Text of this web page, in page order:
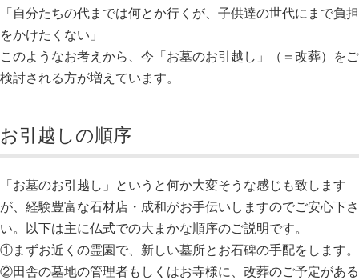
「自分たちの代までは何とか行くが、子供達の世代にまで負担
をかけたくない」
このようなお考えから、今「お墓のお引越し」（＝改葬）をご
検討される方が増えています。
お引越しの順序
「お墓のお引越し」というと何か大変そうな感じも致します
が、経験豊富な石材店・成和がお手伝いしますのでご安心下さ
い。以下は主に仏式での大まかな順序のご説明です。
①まずお近くの霊園で、新しい墓所とお石碑の手配をします。
②田舎の墓地の管理者もしくはお寺様に、改葬のご予定がある